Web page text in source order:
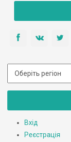
Вхід
Реєстрація